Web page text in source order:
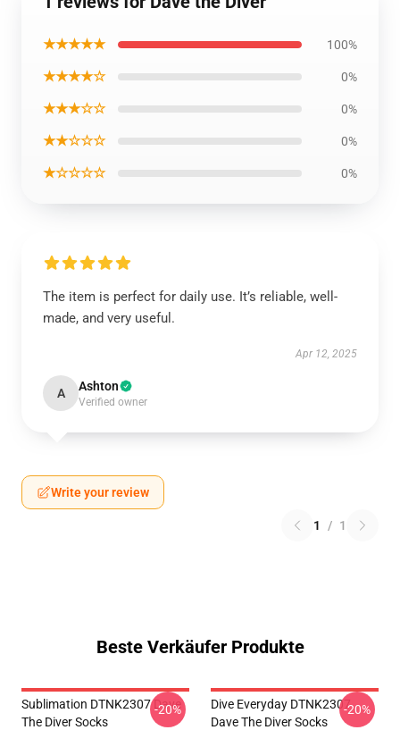
★★★★★ 100%
★★★★☆ 0%
★★★☆☆ 0%
★★☆☆☆ 0%
★☆☆☆☆ 0%
The item is perfect for daily use. It’s reliable, well-
made, and very useful.
Apr 12, 2025
A Ashton
Verified owner
Write your review
1 / 1
Beste Verkäufer Produkte
Sublimation DTNK2307 Dave
The Diver Socks
-20%
Dive Everyday DTNK2307
Dave The Diver Socks
-20%